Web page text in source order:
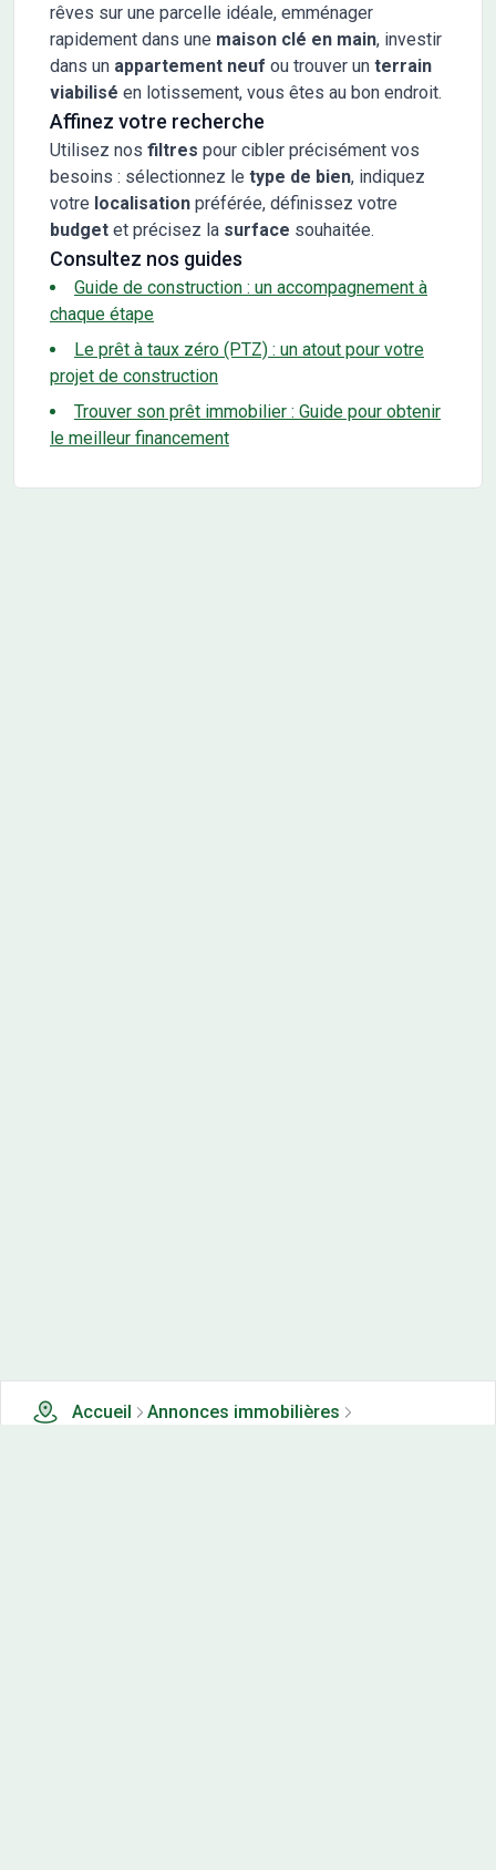
rêves sur une parcelle idéale, emménager
rapidement dans une maison clé en main, investir
dans un appartement neuf ou trouver un terrain
viabilisé en lotissement, vous êtes au bon endroit.
Affinez votre recherche
Utilisez nos filtres pour cibler précisément vos
besoins : sélectionnez le type de bien, indiquez
votre localisation préférée, définissez votre
budget et précisez la surface souhaitée.
Consultez nos guides
Guide de construction : un accompagnement à
chaque étape
Le prêt à taux zéro (PTZ) : un atout pour votre
projet de construction
Trouver son prêt immobilier : Guide pour obtenir
le meilleur financement
Accueil
Annonces immobilières